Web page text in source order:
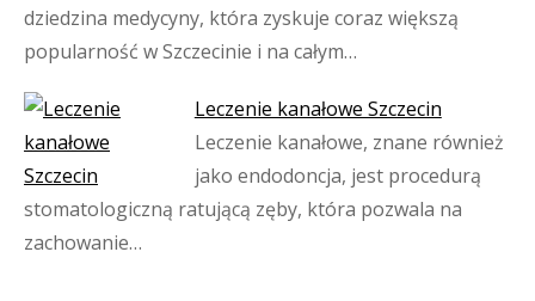
dziedzina medycyny, która zyskuje coraz większą
popularność w Szczecinie i na całym…
Leczenie kanałowe Szczecin
Leczenie kanałowe, znane również
jako endodoncja, jest procedurą
stomatologiczną ratującą zęby, która pozwala na
zachowanie…